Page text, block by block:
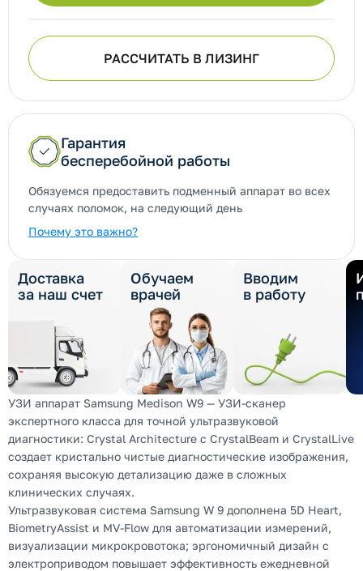
РАССЧИТАТЬ В ЛИЗИНГ
Гарантия
бесперебойной работы
Обязуемся предоставить подменный аппарат во всех
случаях поломок, на следующий день
Почему это важно?
Доставка
за наш счет
Обучаем
врачей
Вводим
в работу
УЗИ аппарат Samsung Medison W9 — УЗИ-сканер
экспертного класса для точной ультразвуковой
диагностики: Crystal Architecture с CrystalBeam и CrystalLive
создает кристально чистые диагностические изображения,
сохраняя высокую детализацию даже в сложных
клинических случаях.
Ультразвуковая система Samsung W 9 дополнена 5D Heart,
BiometryAssist и MV-Flow для автоматизации измерений,
визуализации микрокровотока; эргономичный дизайн с
электроприводом повышает эффективность ежедневной